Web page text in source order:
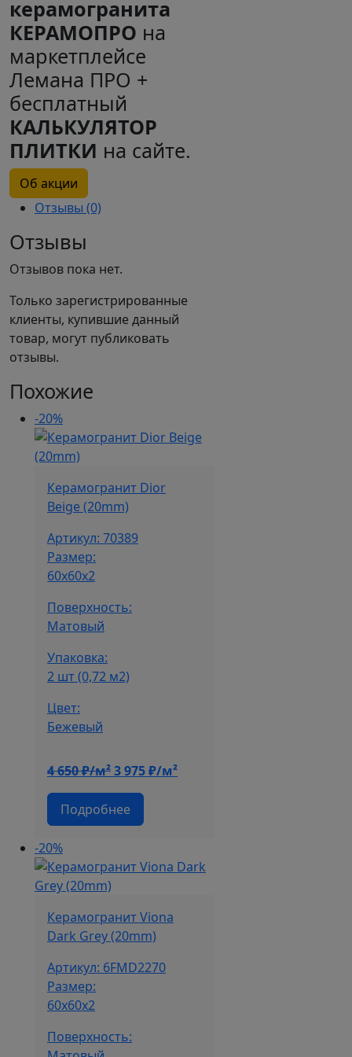
керамогранита
КЕРАМОПРО на
маркетплейсе
Лемана ПРО +
бесплатный
КАЛЬКУЛЯТОР
ПЛИТКИ на сайте.
Об акции
Отзывы (0)
Отзывы
Отзывов пока нет.
Только зарегистрированные
клиенты, купившие данный
товар, могут публиковать
отзывы.
Похожие
-20%
Керамогранит Dior
Beige (20mm)
Артикул: 70389
Размер:
60x60x2
Поверхность:
Матовый
Упаковка:
2 шт (0,72 м2)
Цвет:
Бежевый
Подробнее
4 650₽/м²Первоначальная
цена
составляла
4
м².
3 975₽/м²Текущая
-20%
Керамогранит Viona
Dark Grey (20mm)
Артикул: 6FMD2270
Размер:
60x60x2
Поверхность: